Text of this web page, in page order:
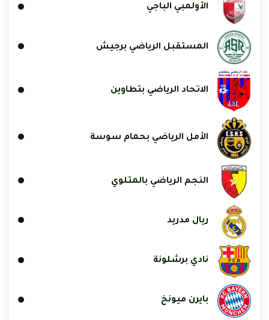
الأولمبي الباجي
المستقبل الرياضي برجيش
الاتحاد الرياضي بتطاوين
الأمل الرياضي بحمام سوسة
النجم الرياضي بالمتلوي
ريال مدريد
نادي برشلونة
بايرن ميونخ